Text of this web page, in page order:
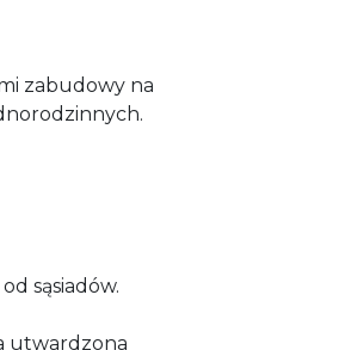
zabudowy na
sąsiadów.
utwardzona